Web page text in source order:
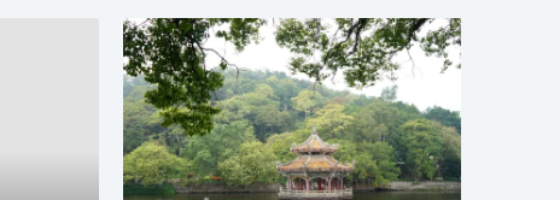
室，主要提供早餐、茶點、飲品、簡餐等服務；同時亦
與中國大陸獲得“五金錨”獎的南沙遊艇會提供宴會/婚
宴/會議、中西式餐飲、遊艇觀光/租賃、帆船租賃/體
驗、遊艇帆船駕證考取等不同種服務功能，打造出一種
特色的休閒度假空間。